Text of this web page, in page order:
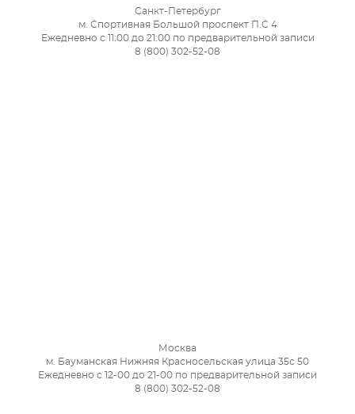
Санкт-Петербург
м. Спортивная Большой проспект П.С 4
Ежедневно с 11:00 до 21:00 по предварительной записи
8 (800) 302-52-08
Москва
м. Бауманская Нижняя Красносельская улица 35с 50
Ежедневно с 12-00 до 21-00 по предварительной записи
8 (800) 302-52-08